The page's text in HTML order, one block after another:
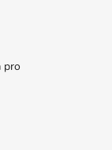
pro